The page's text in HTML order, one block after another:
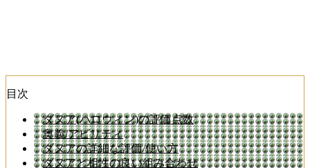
目次
ダヌア(ハロウィン)の評価点数
奥義/アビリティ
ダヌアの詳細な評価/使い方
ダヌアと相性の良い組み合わせ